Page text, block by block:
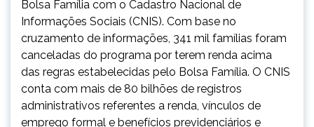
Bolsa Família com o Cadastro Nacional de
Informações Sociais (CNIS). Com base no
cruzamento de informações, 341 mil famílias foram
canceladas do programa por terem renda acima
das regras estabelecidas pelo Bolsa Família. O CNIS
conta com mais de 80 bilhões de registros
administrativos referentes a renda, vínculos de
emprego formal e benefícios previdenciários e